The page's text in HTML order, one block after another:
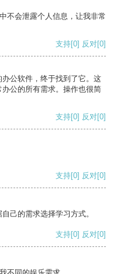
不会泄露个人信息，让我非常
支持[0] 反对[0]
公软件，终于找到了它。这
公的所有需求。操作也很简
支持[0] 反对[0]
支持[0] 反对[0]
己的需求选择学习方式。
支持[0] 反对[0]